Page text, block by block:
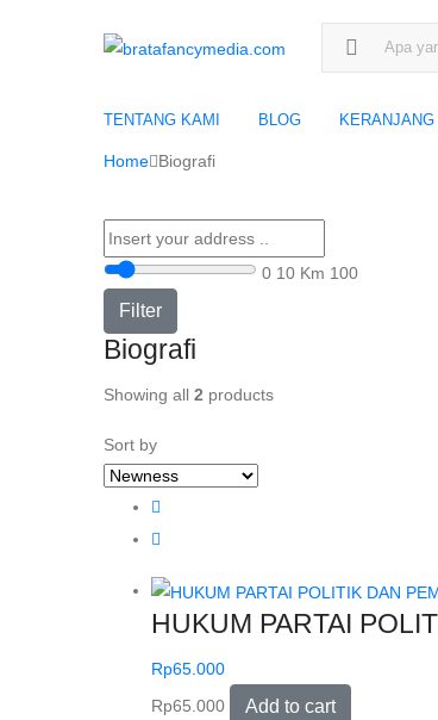
Search for:
TENTANG KAMI BLOG KERANJANG
Home Biografi
0 10 Km 100
Filter
Biografi
Showing all 2 products
Sort by
HUKUM PARTAI
Rp65.000
Rp65.000 Add to cart